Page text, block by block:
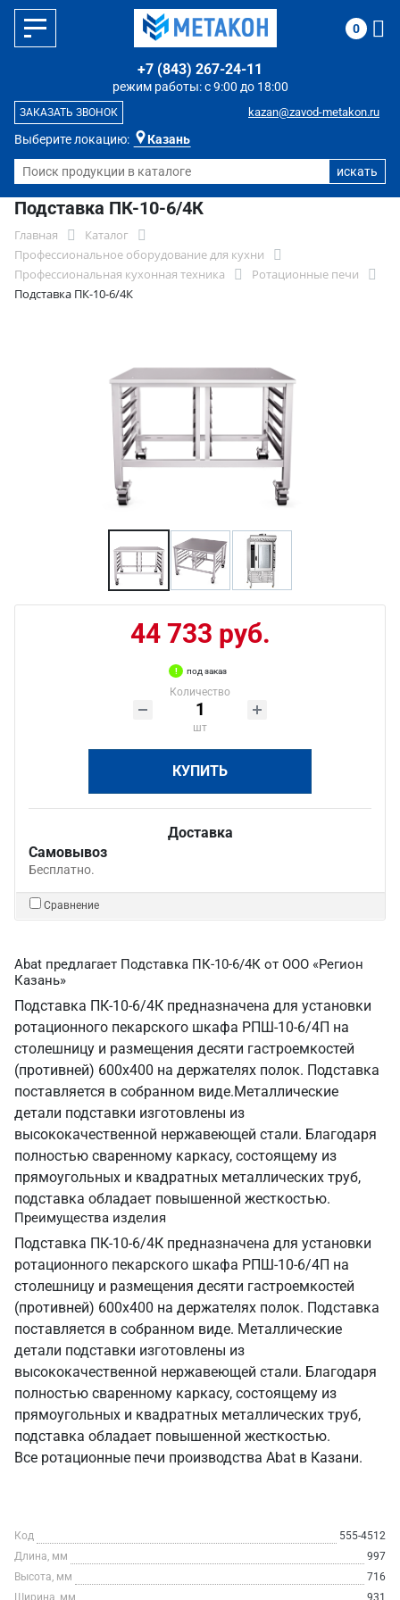
Выберите локацию: Казань
режим работы: с 9:00 до 18:00
+7 (843) 267-24-11
kazan@zavod-metakon.ru
ЗАКАЗАТЬ ЗВОНОК
0
Подставка ПК-10-6/4К
Главная
Каталог
Профессиональное оборудование для кухни
Профессиональная кухонная техника
Ротационные печи
Подставка ПК-10-6/4К
44 733 руб.
под заказ
Количество
шт
КУПИТЬ
Доставка
Самовывоз
Бесплатно.
Сравнение
Abat предлагает Подставка ПК-10-6/4К от ООО «Регион
Казань»
Подставка ПК-10-6/4К предназначена для установки
ротационного пекарского шкафа РПШ-10-6/4П на
столешницу и размещения десяти гастроемкостей
(противней) 600х400 на держателях полок. Подставка
поставляется в собранном виде.Металлические
детали подставки изготовлены из
высококачественной нержавеющей стали. Благодаря
полностью сваренному каркасу, состоящему из
прямоугольных и квадратных металлических труб,
подставка обладает повышенной жесткостью.
Преимущества изделия
Подставка ПК-10-6/4К предназначена для установки
ротационного пекарского шкафа РПШ-10-6/4П на
столешницу и размещения десяти гастроемкостей
(противней) 600х400 на держателях полок. Подставка
поставляется в собранном виде. Металлические
детали подставки изготовлены из
высококачественной нержавеющей стали. Благодаря
полностью сваренному каркасу, состоящему из
прямоугольных и квадратных металлических труб,
подставка обладает повышенной жесткостью.
Все ротационные печи производства Abat в Казани.
Код
555-4512
Длина, мм
997
Высота, мм
716
Ширина, мм
931